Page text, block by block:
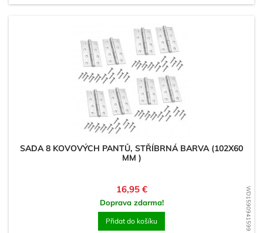
WD1590941599
SADA 8 KOVOVÝCH PANTŮ, STŘÍBRNÁ BARVA (102X60
MM )
Cena
16,95 €
Doprava zdarma!
Přidat do košíku